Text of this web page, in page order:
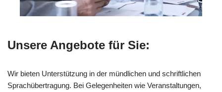
Unsere Angebote für Sie:
Wir bieten Unterstützung in der mündlichen und schriftlichen
Sprachübertragung. Bei Gelegenheiten wie Veranstaltungen,